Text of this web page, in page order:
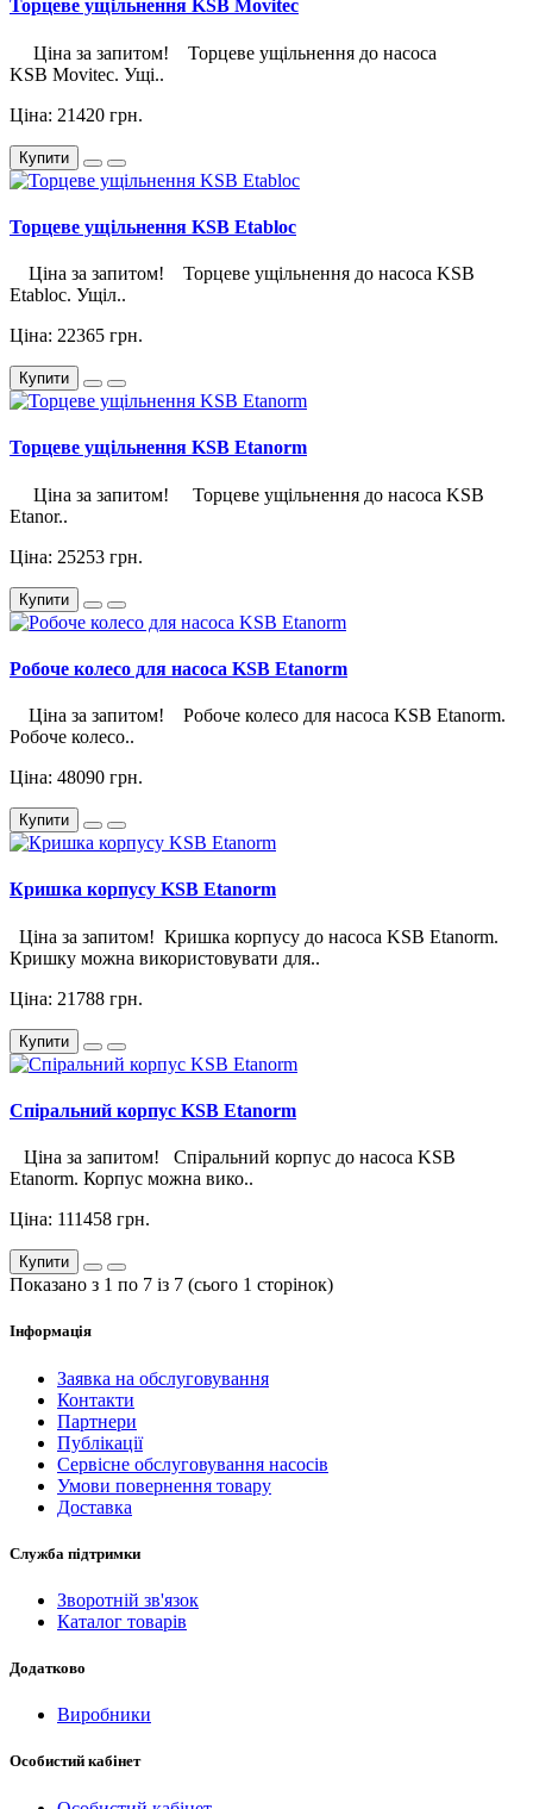
Торцеве ущільнення KSB Movitec
Ціна за запитом! Торцеве ущільнення до насоса
KSB Movitec. Ущі..
Ціна: 21420 грн.
Купити
Торцеве ущільнення KSB Etabloc
Ціна за запитом! Торцеве ущільнення до насоса KSB
Etabloc. Ущіл..
Ціна: 22365 грн.
Купити
Торцеве ущільнення KSB Etanorm
Ціна за запитом! Торцеве ущільнення до насоса KSB
Etanor..
Ціна: 25253 грн.
Купити
Робоче колесо для насоса KSB Etanorm
Ціна за запитом! Робоче колесо для насоса KSB Etanorm.
Робоче колесо..
Ціна: 48090 грн.
Купити
Кришка корпусу KSB Etanorm
Ціна за запитом! Кришка корпусу до насоса KSB Etanorm.
Кришку можна використовувати для..
Ціна: 21788 грн.
Купити
Спіральний корпус KSB Etanorm
Ціна за запитом! Спіральний корпус до насоса KSB
Etanorm. Корпус можна вико..
Ціна: 111458 грн.
Купити
Показано з 1 по 7 із 7 (сього 1 сторінок)
Інформація
Заявка на обслуговування
Контакти
Партнери
Публікації
Сервісне обслуговування насосів
Умови повернення товару
Доставка
Служба підтримки
Зворотній зв'язок
Каталог товарів
Додатково
Виробники
Особистий кабінет